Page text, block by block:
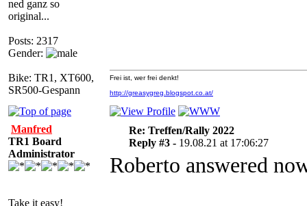
ned ganz so
original...
Posts: 2317
Gender:
Bike: TR1, XT600,
SR500-Gespann
Frei ist, wer frei denkt!
http://greasygreg.blogspot.co.at/
Manfred
TR1 Board
Administrator
Take it easy!
Re: Treffen/Rally 2022
Reply #3 - 19.08.21 at 17:06:27
Roberto answered